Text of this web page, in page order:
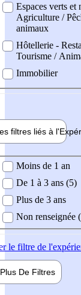
Espaces verts et
Agriculture /
animaux
Hôtellerie -
Tourisme /
Immobilier
filtres liés à l'
demandée
Moins de 1 an
De 1 à 3 ans (5)
Plus de 3 ans
Non renseignée
le filtre de
Plus De Filtres